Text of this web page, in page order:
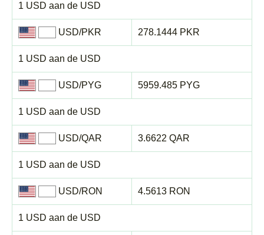
1 USD aan de USD
USD/PKR
1 USD aan de USD
278.1444 PKR
USD/PYG
1 USD aan de USD
5959.485 PYG
USD/QAR
1 USD aan de USD
3.6622 QAR
USD/RON
1 USD aan de USD
4.5613 RON